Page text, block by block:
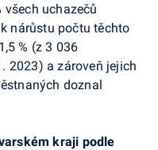
všech uchazečů
nárůstu počtu těchto
% (z 3 036
2023) a zároveň jejich
doznal
kraji podle